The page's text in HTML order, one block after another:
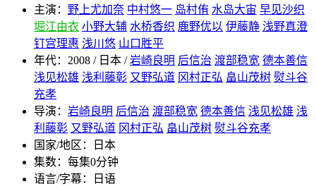
主演： 野上尤加奈 中村悠一 岛村侑 水岛大宙 早见沙织
堀江由衣 小野大辅 水桥香织 鹿野优以 伊藤静 浅野真澄
钉宫理惠 浅川悠 山口胜平
年代： 2008 / 日本 /岩崎良明 后信治 渡部稳宽 德本善信
浅见松雄 浅利藤彰 又野弘道 冈村正弘 畠山茂树 熨斗谷
充孝
导演： 岩崎良明 后信治 渡部稳宽 德本善信 浅见松雄 浅
利藤彰 又野弘道 冈村正弘 畠山茂树 熨斗谷充孝
国家/地区：
日本
集数： 每集0分钟
语言/字幕：
日语